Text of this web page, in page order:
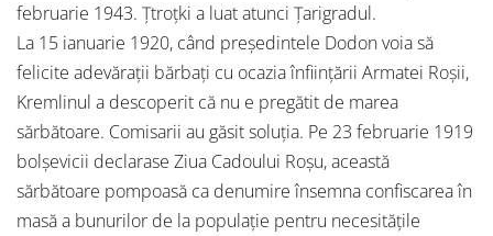
februarie 1943. Țtroțki a luat atunci Țarigradul.
La 15 ianuarie 1920, când președintele Dodon voia să
felicite adevărații bărbați cu ocazia înființării Armatei Roșii,
Kremlinul a descoperit că nu e pregătit de marea
sărbătoare. Comisarii au găsit soluția. Pe 23 februarie 1919
bolșevicii declarase Ziua Cadoului Roșu, această
sărbătoare pompoasă ca denumire însemna confiscarea în
masă a bunurilor de la populație pentru necesitățile